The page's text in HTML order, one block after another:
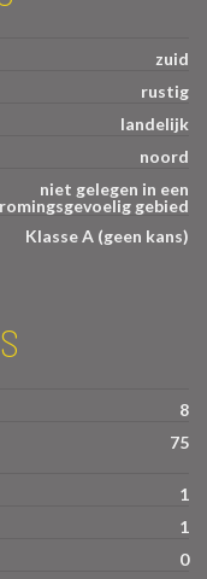
zuid
rustig
landelijk
noord
niet gelegen in een
gebied
Klasse A (geen kans)
8
75
1
1
0